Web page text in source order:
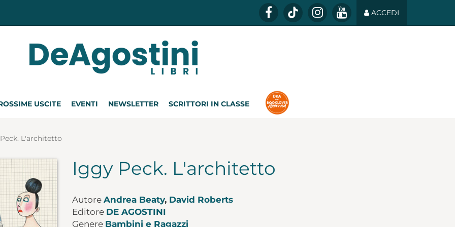
ACCEDI
USCITE EVENTI NEWSLETTER SCRITTORI IN CLASSE
L'architetto
Iggy Peck. L'architetto
Autore Andrea Beaty, David Roberts
Editore DE AGOSTINI
Genere Bambini e Ragazzi